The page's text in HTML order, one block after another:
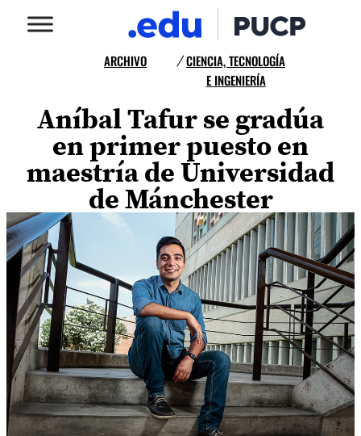
ARCHIVO /CIENCIA, TECNOLOGÍA
E INGENIERÍA
Aníbal Tafur se gradúa
en primer puesto en
maestría de Universidad
de Mánchester